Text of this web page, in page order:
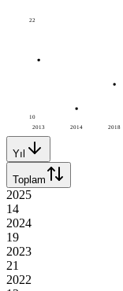
2013 2014 2018
22
10
Yıl
Toplam
2025
14
2024
19
2023
21
2022